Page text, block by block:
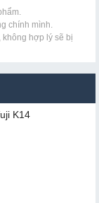
chính mình.
không hợp lý sẽ bị
K14